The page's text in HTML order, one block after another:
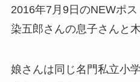
2016年7月9日のNEWポ
染五郎さんの息子さんと
娘さんは同じ名門私立小